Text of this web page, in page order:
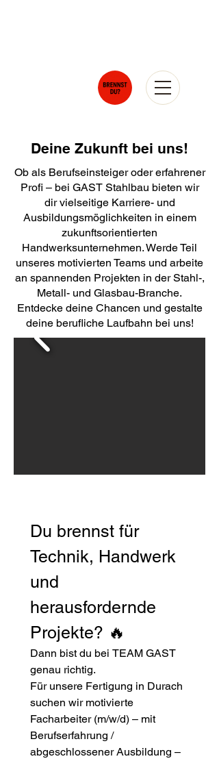
Deine Zukunft bei uns!
​Ob als Berufseinsteiger oder erfahrener
Profi – bei GAST Stahlbau bieten wir
dir vielseitige Karriere- und
Ausbildungsmöglichkeiten in einem
zukunftsorientierten
Handwerksunternehmen. Werde Teil
unseres motivierten Teams und arbeite
an spannenden Projekten in der Stahl-,
Metall- und Glasbau-Branche.
Entdecke deine Chancen und gestalte
deine berufliche Laufbahn bei uns!
Du brennst für
Technik, Handwerk
und
herausfordernde
Projekte? 🔥
Dann bist du bei TEAM GAST
genau richtig.
Für unsere Fertigung in Durach
suchen wir motivierte
Facharbeiter (m/w/d) – mit
Berufserfahrung /
abgeschlossener Ausbildung –